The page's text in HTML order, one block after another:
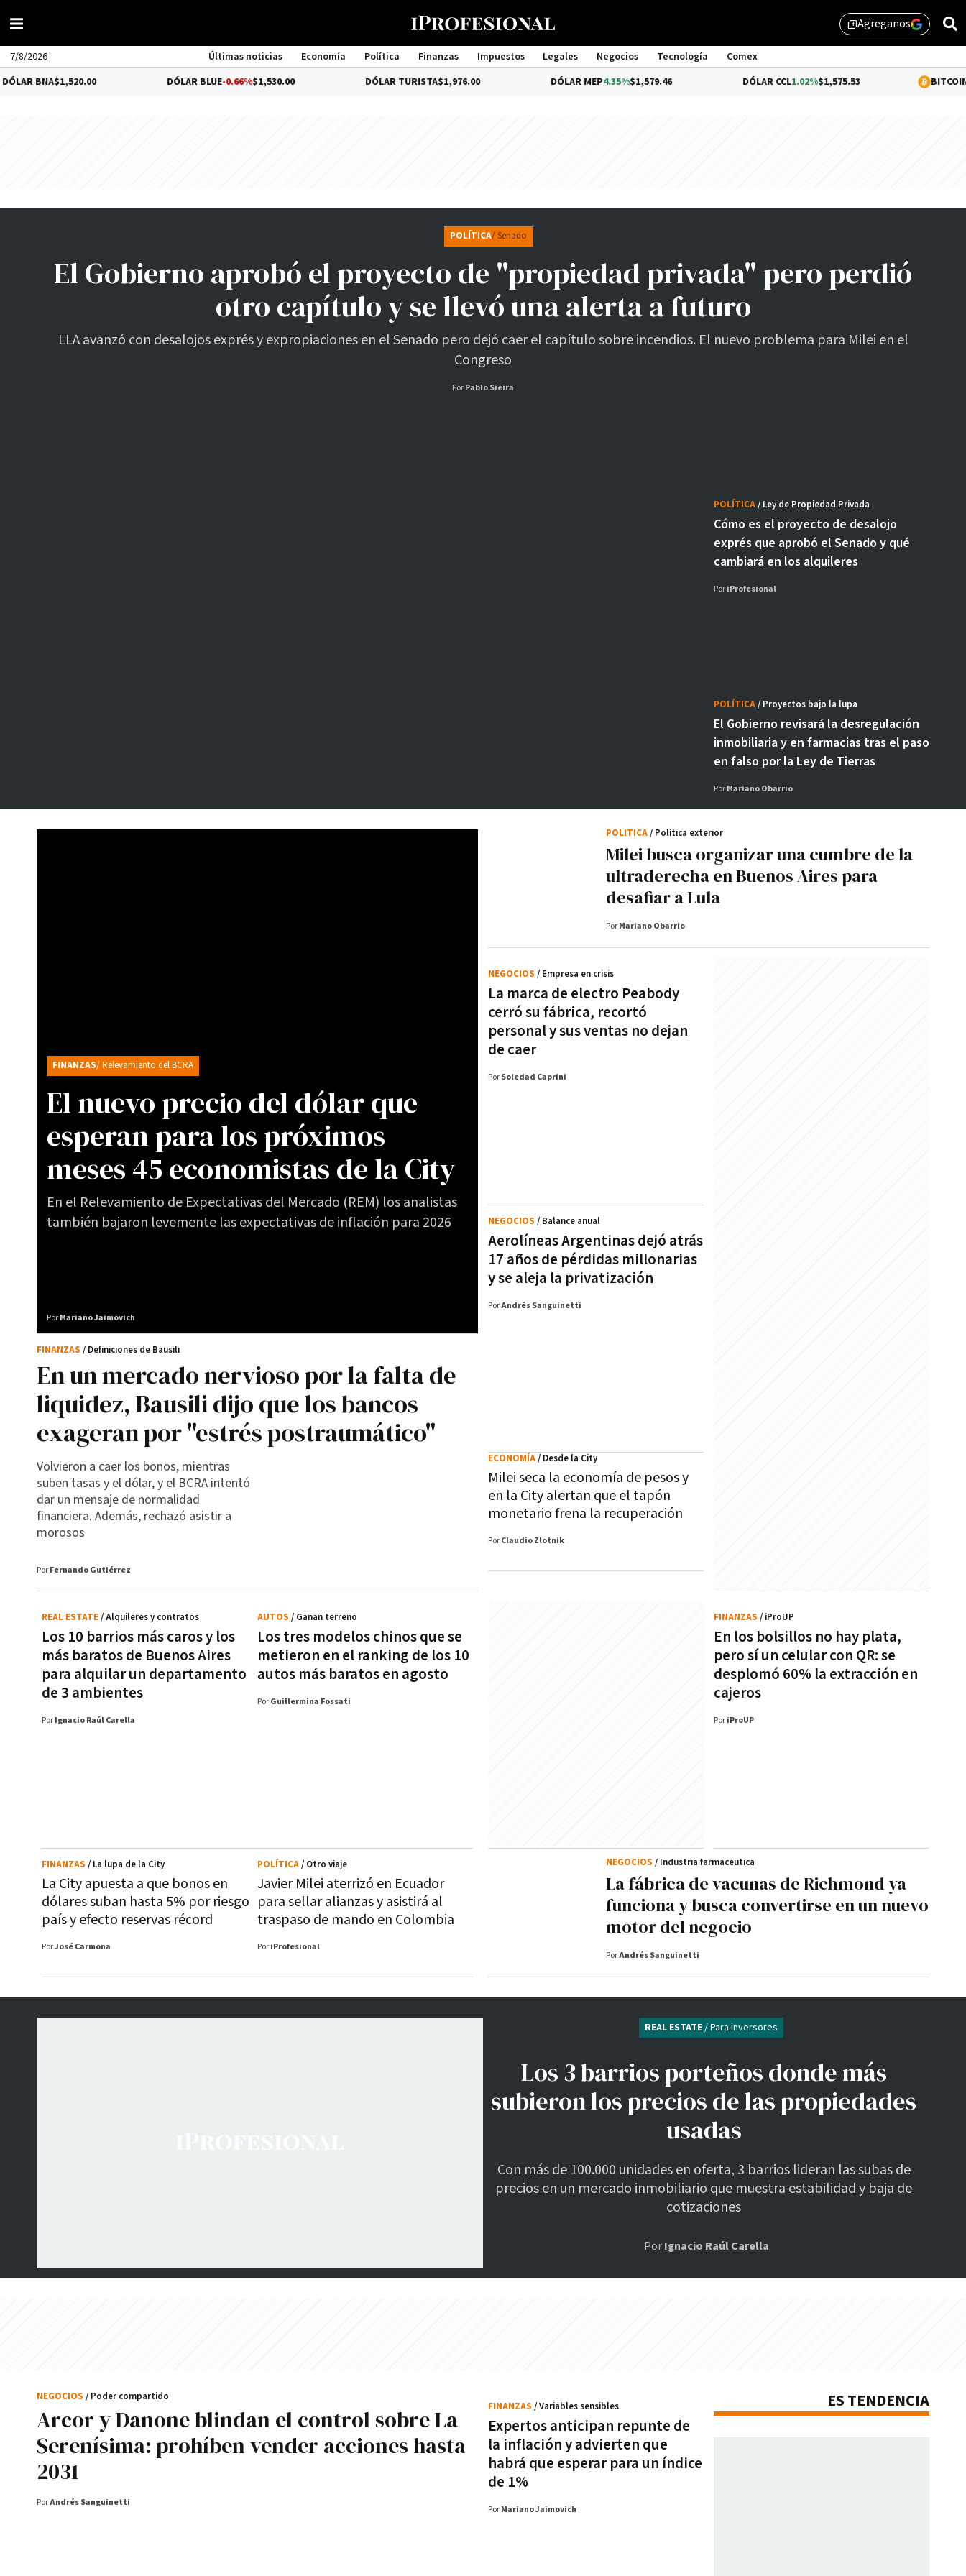
library_addAgreganos
7/8/2026 Últimas noticias Economía Política Finanzas Impuestos Legales Negocios Tecnología
Comex
Management
$1,520.00 DÓLAR BLUE-0.66%$1,530.00 DÓLAR TURISTA$1,976.00 DÓLAR MEP4.35%$1,579.46 DÓLAR CCL1.02% $1,575.53 BITCOIN0.06%
El Gobierno aprobó el proyecto de "propiedad privada" pero perdió
otro capítulo y se llevó una alerta a futuro
LLA avanzó con desalojos exprés y expropiaciones en el Senado pero dejó caer el capítulo sobre incendios. El nuevo problema para Milei en el
Congreso
POLÍTICA/ Senado
Por Pablo Sieira
Cómo es el proyecto de desalojo
exprés que aprobó el Senado y qué
cambiará en los alquileres
POLÍTICA/ Ley de Propiedad Privada
Por iProfesional
El Gobierno revisará la desregulación
inmobiliaria y en farmacias tras el paso
en falso por la Ley de Tierras
POLÍTICA/ Proyectos bajo la lupa
Por Mariano Obarrio
El nuevo precio del dólar que
esperan para los próximos
meses 45 economistas de la City
En el Relevamiento de Expectativas del Mercado (REM) los analistas
también bajaron levemente las expectativas de inflación para 2026
FINANZAS/ Relevamiento del BCRA
Por Mariano Jaimovich
En un mercado nervioso por la falta de
liquidez, Bausili dijo que los bancos
exageran por "estrés postraumático"
Volvieron a caer los bonos, mientras
suben tasas y el dólar, y el BCRA intentó
dar un mensaje de normalidad
financiera. Además, rechazó asistir a
morosos
FINANZAS / Definiciones de Bausili
Por Fernando Gutiérrez
La marca de electro Peabody
cerró su fábrica, recortó
personal y sus ventas no dejan
de caer
NEGOCIOS / Empresa en crisis
Por Soledad Caprini
Aerolíneas Argentinas dejó atrás
17 años de pérdidas millonarias
y se aleja la privatización
NEGOCIOS / Balance anual
PorAndrés Sanguinetti
Milei seca la economía de pesos y
en la City alertan que el tapón
monetario frena la recuperación
ECONOMÍA/ Desde la City
Por Claudio Zlotnik
Milei busca organizar una cumbre de la
ultraderecha en Buenos Aires para
desafiar a Lula
POLÍTICA/ Política exterior
Por Mariano Obarrio
Los 10 barrios más caros y los
más baratos de Buenos Aires
para alquilar un departamento
de 3 ambientes
REAL ESTATE/ Alquileres y contratos
Por Ignacio Raúl Carella
Los tres modelos chinos que se
metieron en el ranking de los 10
autos más baratos en agosto
AUTOS / Ganan terreno
Por Guillermina Fossati
La City apuesta a que bonos en
dólares suban hasta 5% por riesgo
país y efecto reservas récord
FINANZAS / La lupa de la City
PorJosé Carmona
Javier Milei aterrizó en Ecuador
para sellar alianzas y asistirá al
traspaso de mando en Colombia
POLÍTICA/ Otro viaje
Por iProfesional
En los bolsillos no hay plata,
pero sí un celular con QR: se
desplomó 60% la extracción en
cajeros
FINANZAS / iProUP
Por iProUP
La fábrica de vacunas de Richmond ya
funciona y busca convertirse en un nuevo
motor del negocio
NEGOCIOS / Industria farmacéutica
PorAndrés Sanguinetti
Los 3 barrios porteños donde más
subieron los precios de las propiedades
usadas
REAL ESTATE/ Para inversores
Con más de 100.000 unidades en oferta, 3 barrios lideran las subas de
precios en un mercado inmobiliario que muestra estabilidad y baja de
cotizaciones
PorIgnacio Raúl Carella
Arcor y Danone blindan el control sobre La
Serenísima: prohíben vender acciones hasta
2031
NEGOCIOS / Poder compartido
PorAndrés Sanguinetti
Expertos anticipan repunte de
la inflación y advierten que
habrá que esperar para un índice
de 1%
FINANZAS / Variables sensibles
Por Mariano Jaimovich
ES TENDENCIA